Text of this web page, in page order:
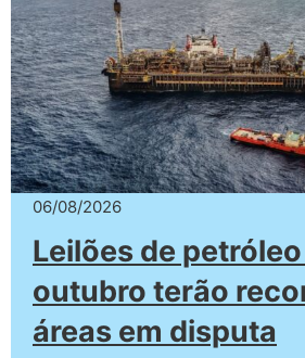
06/08/2026
Leilões de
outubro terão
áreas em disputa